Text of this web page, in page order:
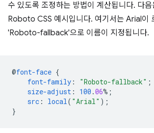
수 있도록 조정하는 방법이 계산됩니다. 다음
Roboto CSS 예시입니다. 여기서는 Arial이
'Roboto-fallback'으로 이름이 지정됩니다.
@font-face {
font-family : "Roboto-fallback" ;
size-adjust : 100 .06%;
src : local( "Arial" );
}